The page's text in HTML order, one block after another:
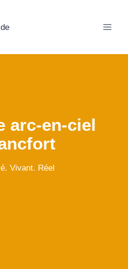
arc-en-ciel
Vivant. Réel